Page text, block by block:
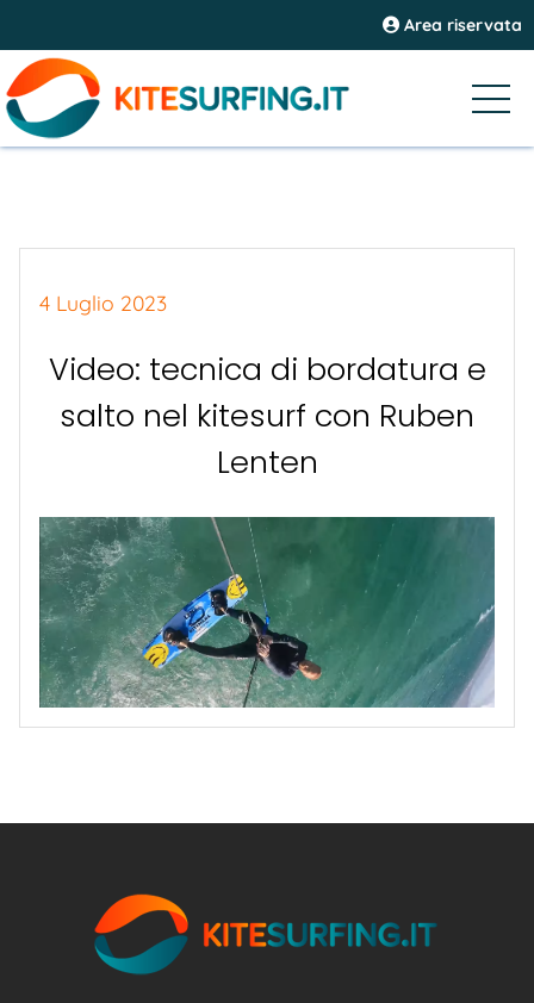
Area riservata
4 Luglio 2023
Video: tecnica di bordatura e
salto nel kitesurf con Ruben
Lenten